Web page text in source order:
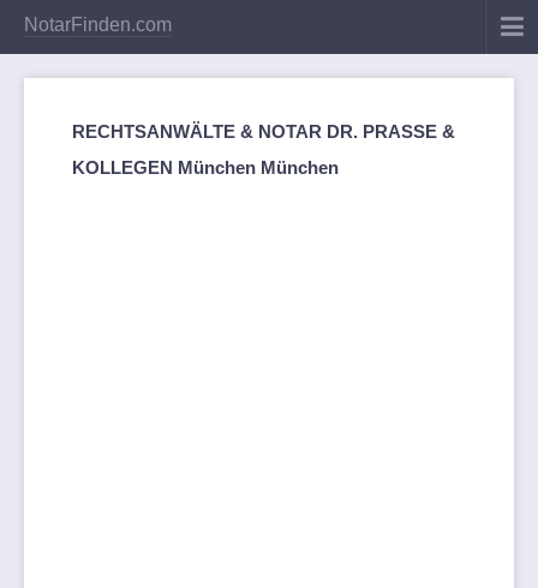
NotarFinden.com
RECHTSANWÄLTE & NOTAR DR. PRASSE &
KOLLEGEN München München